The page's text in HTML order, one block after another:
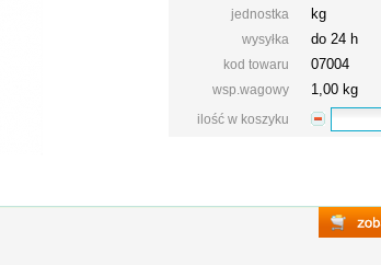
jednostka kg
wysyłka do 24 h
kod towaru 07004
wsp.wagowy 1,00 kg
ilość w koszyku